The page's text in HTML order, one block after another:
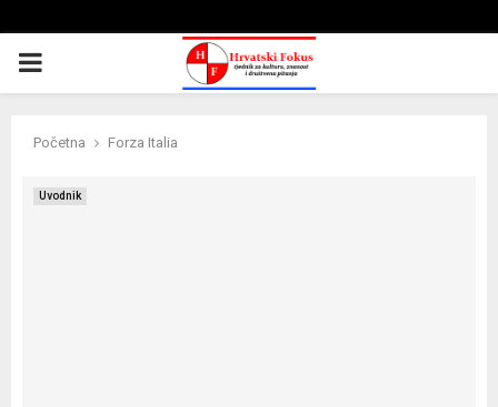
PRIMARY
Početna Forza Italia
Uvodnik